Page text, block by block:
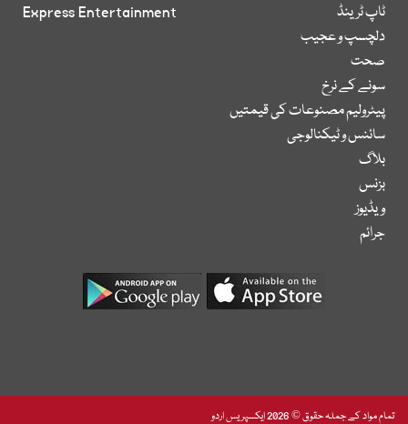
ٹاپ ٹرینڈ
دلچسپ و عجیب
صحت
سونے کے نرخ
پیٹرولیم مصنوعات کی قیمتیں
سائنس و ٹیکنالوجی
بلاگ
بزنس
ویڈیوز
جرائم
Express Entertainment
تمام مواد کے جملہ حقوق © 2026 ایکسپریس اردو